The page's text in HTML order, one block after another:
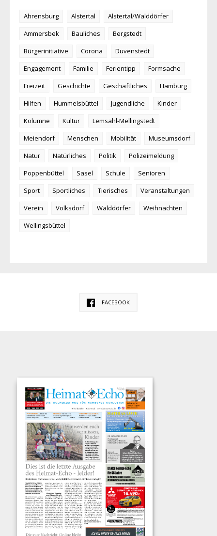
Ahrensburg Alstertal
Alstertal/Walddörfer
Ammersbek
Bauliches
Bergstedt
Bürgerinitiative
Corona
Duvenstedt
Engagement
Familie Ferientipp
Formsache
Freizeit
Geschichte Geschäftliches
Hamburg
Hilfen
Hummelsbüttel Jugendliche
Kinder
Kolumne
Kultur
Lemsahl-Mellingstedt
Meiendorf
Menschen Mobilität
Museumsdorf
Natur
Natürliches Politik
Polizeimeldung
Poppenbüttel
Sasel Schule
Senioren
Sport
Sportliches Tierisches
Veranstaltungen
Verein
Volksdorf Walddörfer
Weihnachten
Wellingsbüttel
FACEBOOK